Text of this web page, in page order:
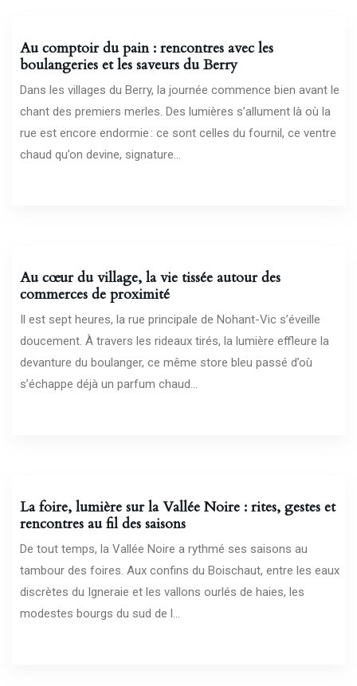
Au comptoir du pain : rencontres avec les
boulangeries et les saveurs du Berry
Dans les villages du Berry, la journée commence bien avant le
chant des premiers merles. Des lumières s’allument là où la
rue est encore endormie : ce sont celles du fournil, ce ventre
chaud qu’on devine, signature...
Au cœur du village, la vie tissée autour des
commerces de proximité
Il est sept heures, la rue principale de Nohant-Vic s’éveille
doucement. À travers les rideaux tirés, la lumière effleure la
devanture du boulanger, ce même store bleu passé d’où
s’échappe déjà un parfum chaud...
La foire, lumière sur la Vallée Noire : rites, gestes et
rencontres au fil des saisons
De tout temps, la Vallée Noire a rythmé ses saisons au
tambour des foires. Aux confins du Boischaut, entre les eaux
discrètes du Igneraie et les vallons ourlés de haies, les
modestes bourgs du sud de l...